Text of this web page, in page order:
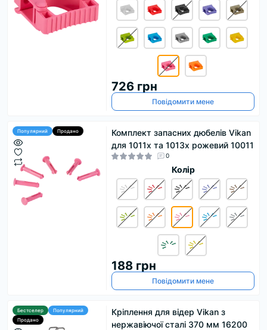
726 грн
Повідомити мене
Популярний Продано
Комплект запасних дюбелів Vikan
для 1011x та 1013x рожевий 10011
0
Колір
188 грн
Повідомити мене
Бестселер
Популярний
Продано
Кріплення для відер Vikan з
нержавіючої сталі 370 мм 16200